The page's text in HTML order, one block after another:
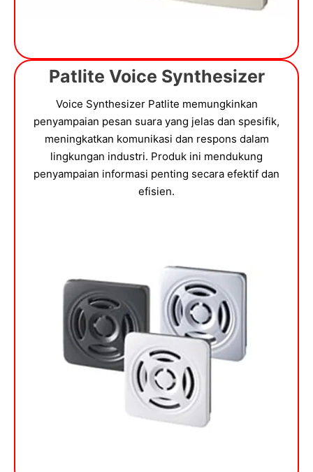
Patlite Voice Synthesizer
Voice Synthesizer Patlite memungkinkan
penyampaian pesan suara yang jelas dan spesifik,
meningkatkan komunikasi dan respons dalam
lingkungan industri. Produk ini mendukung
penyampaian informasi penting secara efektif dan
efisien.